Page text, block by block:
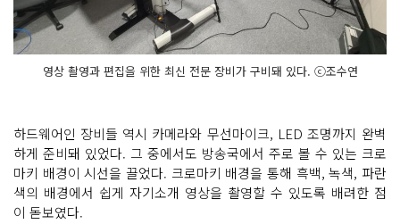
영상 촬영과 편집을 위한 최신 전문 장비가 구비돼 있다. ⓒ조수연
하드웨어인 장비들 역시 카메라와 무선마이크, LED 조명까지 완벽
하게 준비돼 있었다. 그 중에서도 방송국에서 주로 볼 수 있는 크로
마키 배경이 시선을 끌었다. 크로마키 배경을 통해 흑백, 녹색, 파란
색의 배경에서 쉽게 자기소개 영상을 촬영할 수 있도록 배려한 점
이 돋보였다.